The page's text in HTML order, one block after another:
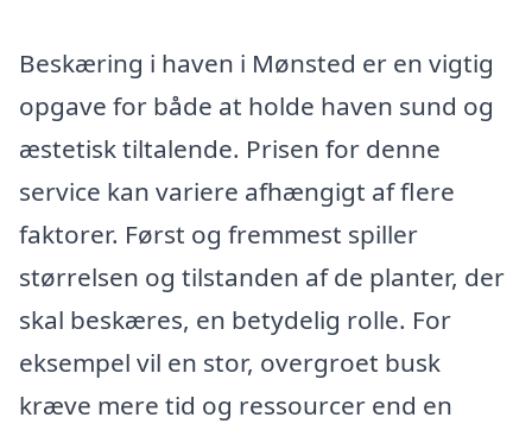
Beskæring i haven i Mønsted er en vigtig
opgave for både at holde haven sund og
æstetisk tiltalende. Prisen for denne
service kan variere afhængigt af flere
faktorer. Først og fremmest spiller
størrelsen og tilstanden af de planter, der
skal beskæres, en betydelig rolle. For
eksempel vil en stor, overgroet busk
kræve mere tid og ressourcer end en